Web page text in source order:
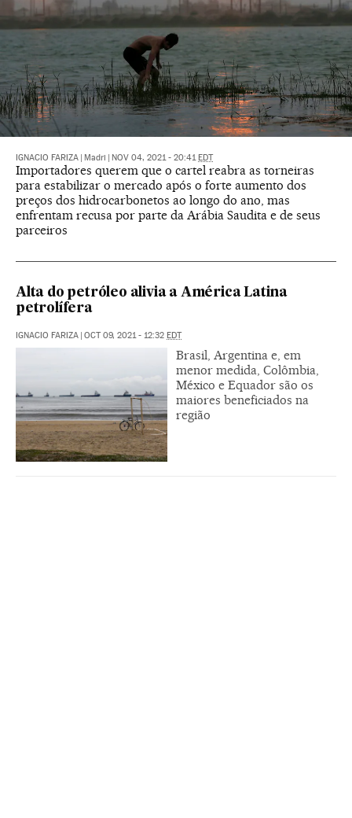
IGNACIO FARIZA Madri NOV 04, 2021 - 20:41 EDT
Importadores querem que o cartel reabra as torneiras
para estabilizar o mercado após o forte aumento dos
preços dos hidrocarbonetos ao longo do ano, mas
enfrentam recusa por parte da Arábia Saudita e de seus
parceiros
Alta do petróleo alivia a América Latina
petrolífera
IGNACIO FARIZA OCT 09, 2021 - 12:32 EDT
Brasil, Argentina e, em
menor medida, Colômbia,
México e Equador são os
maiores beneficiados na
região